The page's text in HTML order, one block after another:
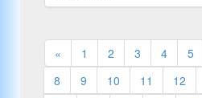
« 1 2 3 4 5
8
9 10 11 12